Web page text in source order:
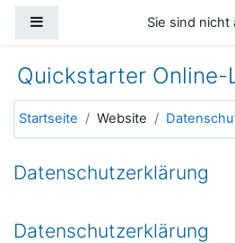
Website-ÜbersichtSie sind nicht
Quickstarter Online-
Startseite Website
Datenschutzerklärung
Datenschutzerklärung